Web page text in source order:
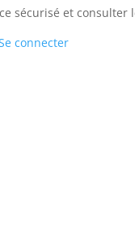
sécurisé et
connecter